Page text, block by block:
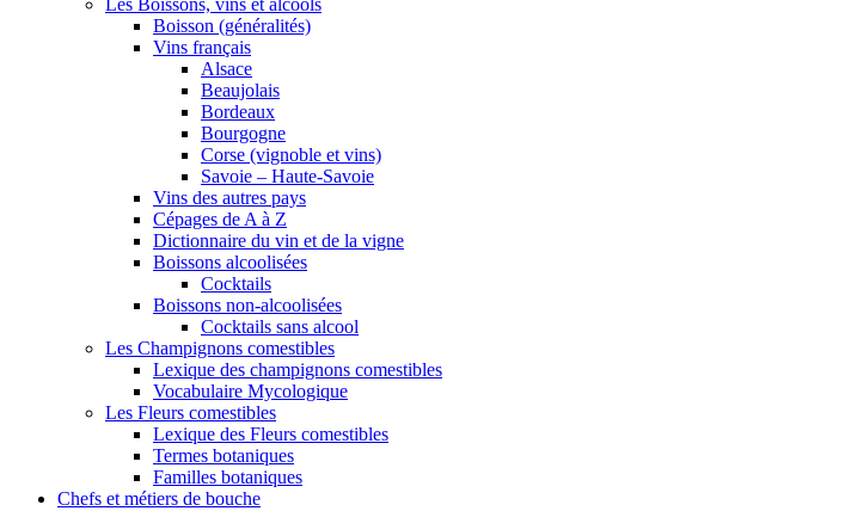
Les Boissons, vins et alcools
Boisson (généralités)
Vins français
Alsace
Beaujolais
Bordeaux
Bourgogne
Corse (vignoble et vins)
Savoie – Haute-Savoie
Vins des autres pays
Cépages de A à Z
Dictionnaire du vin et de la vigne
Boissons alcoolisées
Cocktails
Boissons non-alcoolisées
Cocktails sans alcool
Les Champignons comestibles
Lexique des champignons comestibles
Vocabulaire Mycologique
Les Fleurs comestibles
Lexique des Fleurs comestibles
Termes botaniques
Familles botaniques
Chefs et métiers de bouche